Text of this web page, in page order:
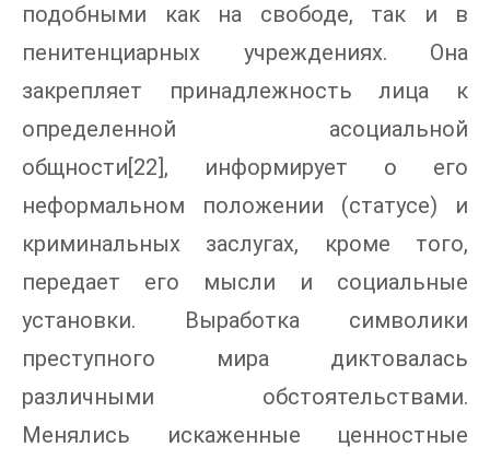
подобными как на свободе, так и в
пенитенциарных учреждениях. Она
закрепляет принадлежность лица к
определенной асоциальной
общности[22], информирует о его
неформальном положении (статусе) и
криминальных заслугах, кроме того,
передает его мысли и социальные
установки. Выработка символики
преступного мира диктовалась
различными обстоятельствами.
Менялись искаженные ценностные